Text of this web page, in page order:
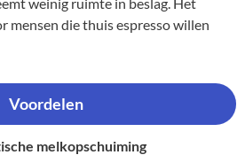
mensen die thuis espresso willen
Voordelen
melkopschuiming